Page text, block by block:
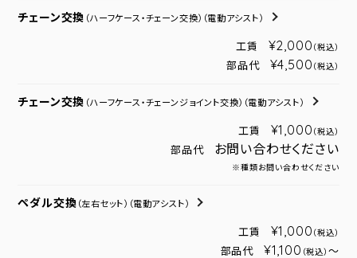
チェーン交換 （ハーフケース・チェーン交換） （電動アシスト）
工賃 ¥2,000 （税込）
部品代 ¥4,500 （税込）
チェーン交換 （ハーフケース・チェーンジョイント交換） （電動アシスト）
工賃 ¥1,000 （税込）
部品代 お問い合わせください
※種類お問い合わせください
ペダル交換 （左右セット） （電動アシスト）
工賃 ¥1,000 （税込）
部品代 ¥1,100 （税込） ～